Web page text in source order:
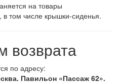
на товары
в том числе крышки-сиденья.
возврата
по адресу:
Павильон «Пассаж 62».